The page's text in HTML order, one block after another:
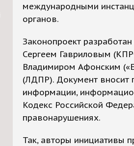
международными
органов.
Законопроект
Сергеем Гавриловым
Владимиром Афонским
(ЛДПР). Документ вносит
информации,
Кодекс Российской
правонарушениях.
Так, авторы инициативы